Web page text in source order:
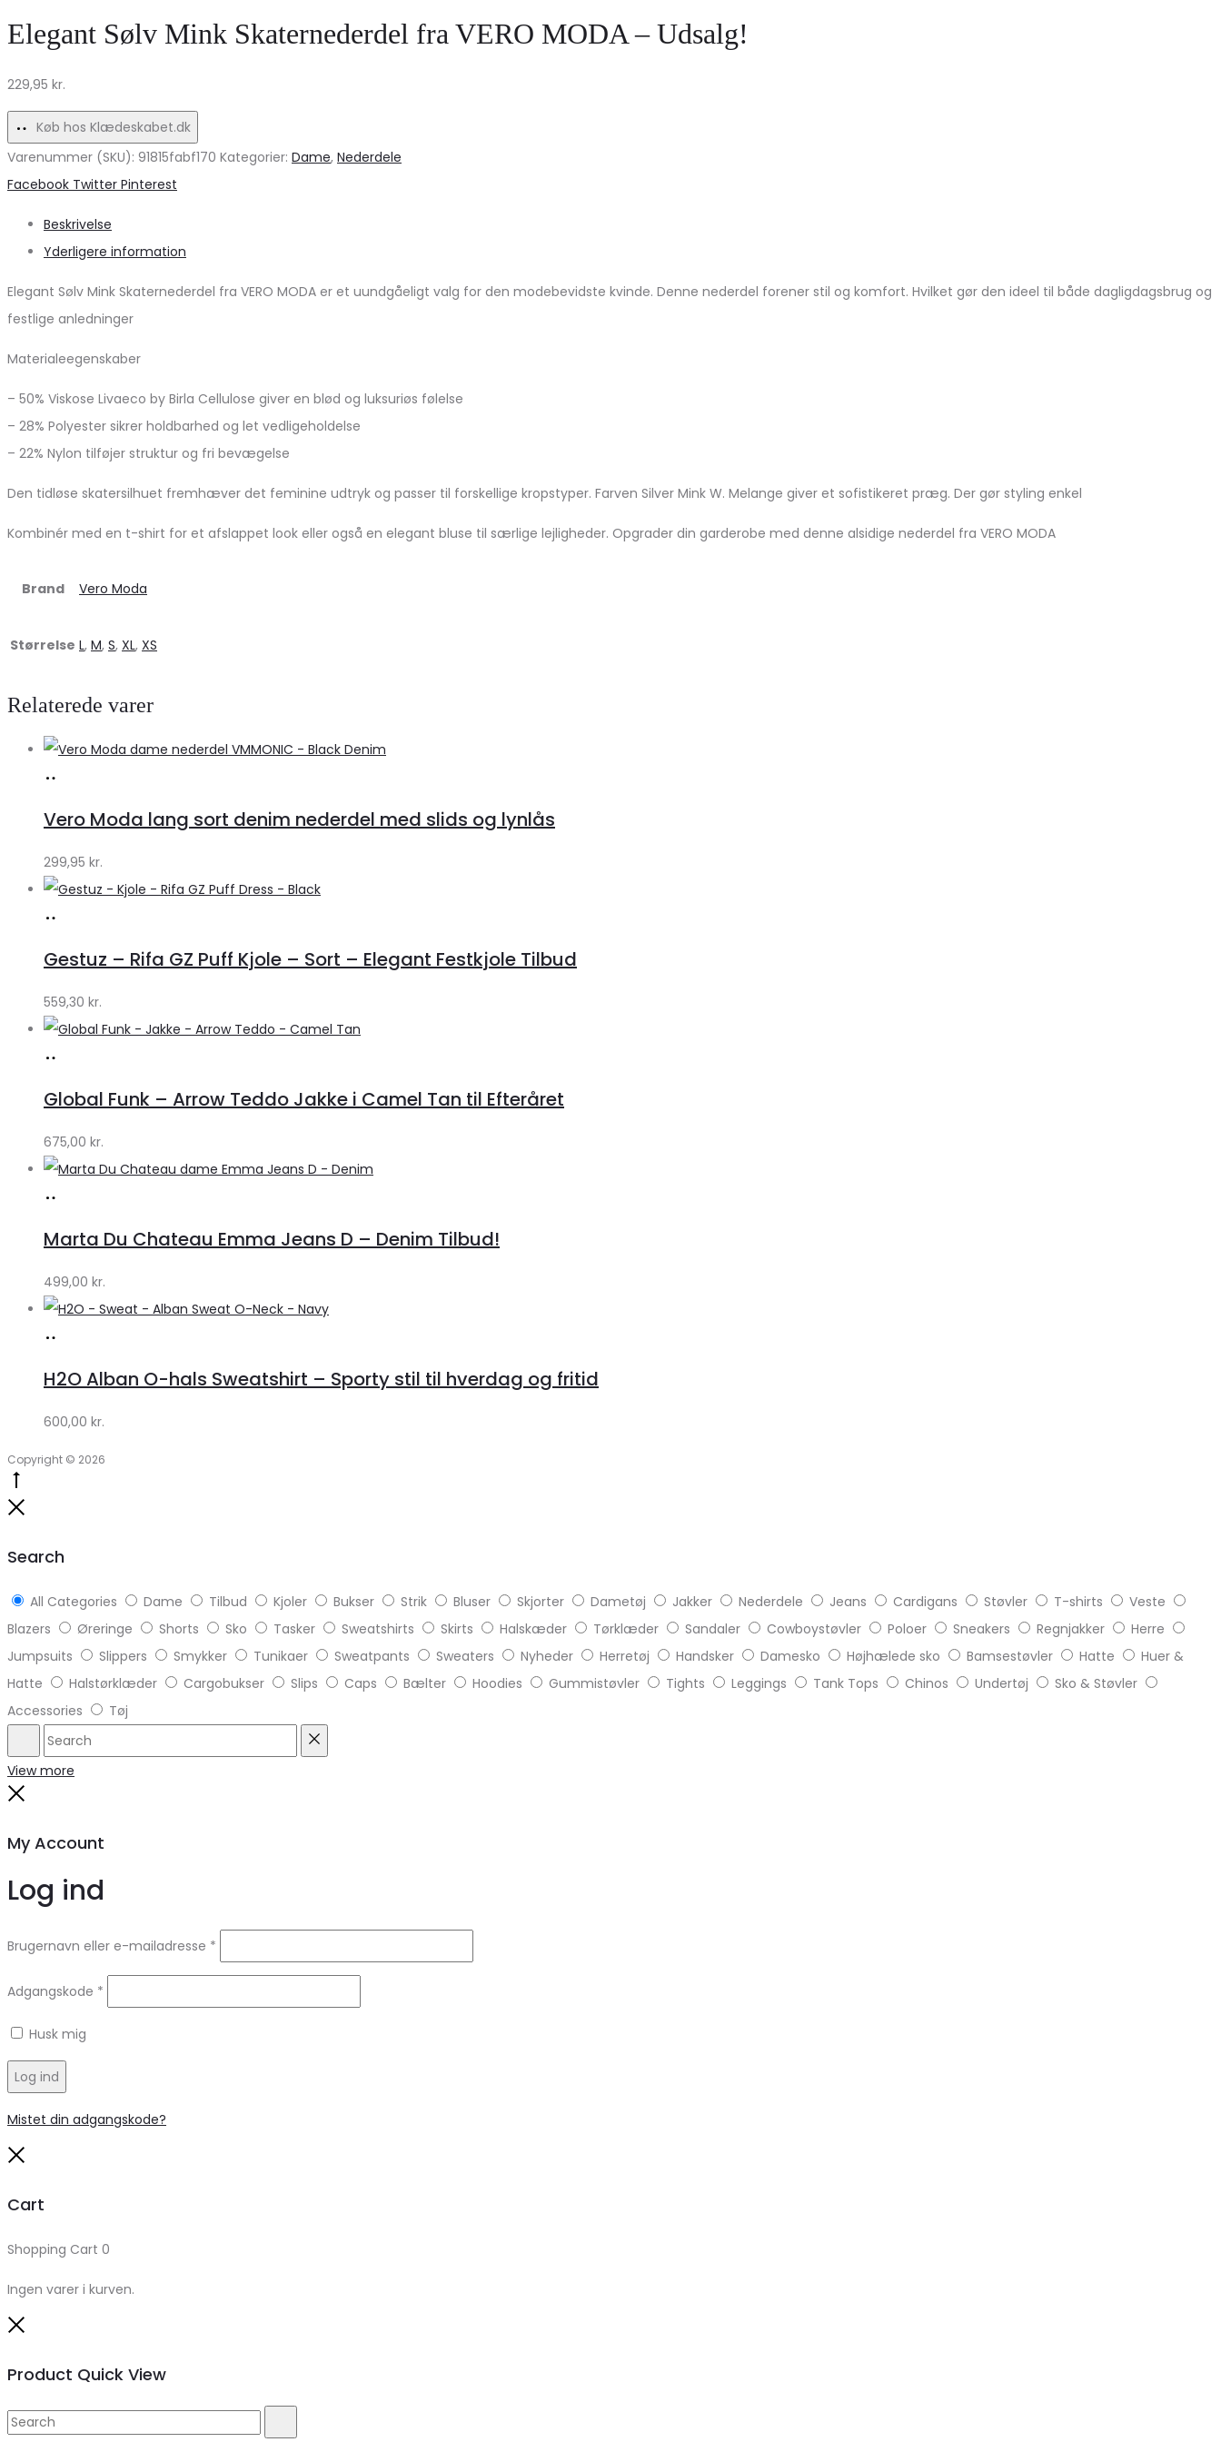
–
dem
hos
Fashionstreet!
Sort
Creme
Blomsterprint
på
Udsalg
Elegant Sølv Mink Skaternederdel fra VERO MODA – Udsalg!
229,95 kr.
Køb hos Klædeskabet.dk
Varenummer (SKU): 91815fabf170 Kategorier: Dame, Nederdele
Share
Facebook Twitter Pinterest
Beskrivelse
Yderligere information
Elegant Sølv Mink Skaternederdel fra VERO MODA er et uundgåeligt valg for den modebevidste kvinde. Denne nederdel forener stil og komfort. Hvilket gør den ideel til både dagligdagsbrug og
festlige anledninger
Materialeegenskaber
– 50% Viskose Livaeco by Birla Cellulose giver en blød og luksuriøs følelse
– 28% Polyester sikrer holdbarhed og let vedligeholdelse
– 22% Nylon tilføjer struktur og fri bevægelse
Den tidløse skatersilhuet fremhæver det feminine udtryk og passer til forskellige kropstyper. Farven Silver Mink W. Melange giver et sofistikeret præg. Der gør styling enkel
Kombinér med en t-shirt for et afslappet look eller også en elegant bluse til særlige lejligheder. Opgrader din garderobe med denne alsidige nederdel fra VERO MODA
Brand Vero Moda
Størrelse L, M, S, XL, XS
Relaterede varer
Klædeskabet.dk
Vero Moda lang sort denim nederdel med slids og lynlås
299,95 kr.
Lykke
by
Lykke
Gestuz – Rifa GZ Puff Kjole – Sort – Elegant Festkjole Tilbud
559,30 kr.
Lykke
by
Lykke
Global Funk – Arrow Teddo Jakke i Camel Tan til Efteråret
675,00 kr.
Klædeskabet.dk
Marta Du Chateau Emma Jeans D – Denim Tilbud!
499,00 kr.
Lykke
by
H2O Alban O-hals Sweatshirt – Sporty stil til hverdag og fritid
600,00 kr.
Copyright © 2026
Search
All Categories Dame Tilbud Kjoler Bukser Strik Bluser Skjorter Dametøj Jakker Nederdele Jeans Cardigans Støvler T-shirts
Veste
Blazers
Øreringe Shorts Sko Tasker Sweatshirts Skirts Halskæder Tørklæder Sandaler Cowboystøvler Poloer Sneakers Regnjakker
Herre
Jumpsuits
Slippers Smykker Tunikaer Sweatpants Sweaters Nyheder Herretøj Handsker Damesko Højhælede sko Bamsestøvler Hatte
Huer &
Hatte
Halstørklæder Cargobukser Slips Caps Bælter Hoodies Gummistøvler Tights Leggings Tank Tops Chinos Undertøj
Sko & Støvler
Accessories
Tøj
Search
View more
My Account
Log ind
Brugernavn eller e-mailadresse *
Adgangskode *
Husk mig
Log ind
Mistet din adgangskode?
Cart
Shopping Cart 0
Ingen varer i kurven.
Product Quick View
Search